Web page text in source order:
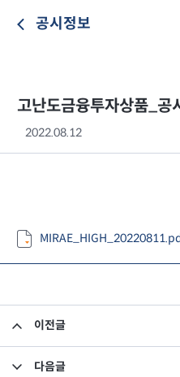
공시정보
고난도금융투자상품_
2022.08.12
이전글
다음글